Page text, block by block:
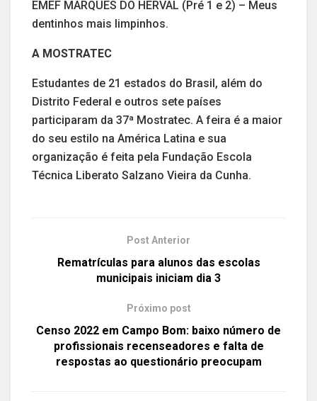
EMEF MARQUÊS DO HERVAL (Pré 1 e 2) – Meus
dentinhos mais limpinhos.
A MOSTRATEC
Estudantes de 21 estados do Brasil, além do
Distrito Federal e outros sete países
participaram da 37ª Mostratec. A feira é a maior
do seu estilo na América Latina e sua
organização é feita pela Fundação Escola
Técnica Liberato Salzano Vieira da Cunha.
Post Anterior
Rematrículas para alunos das escolas
municipais iniciam dia 3
Próximo post
Censo 2022 em Campo Bom: baixo número de
profissionais recenseadores e falta de
respostas ao questionário preocupam